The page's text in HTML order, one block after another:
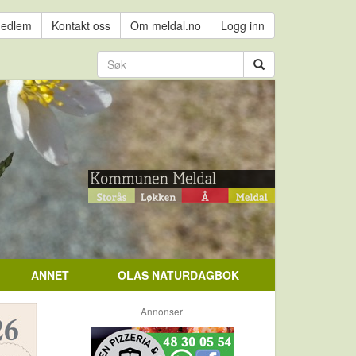
Kontakt oss Om meldal.no Logg inn
ANNET OLAS NATURDAGBOK
Annonser